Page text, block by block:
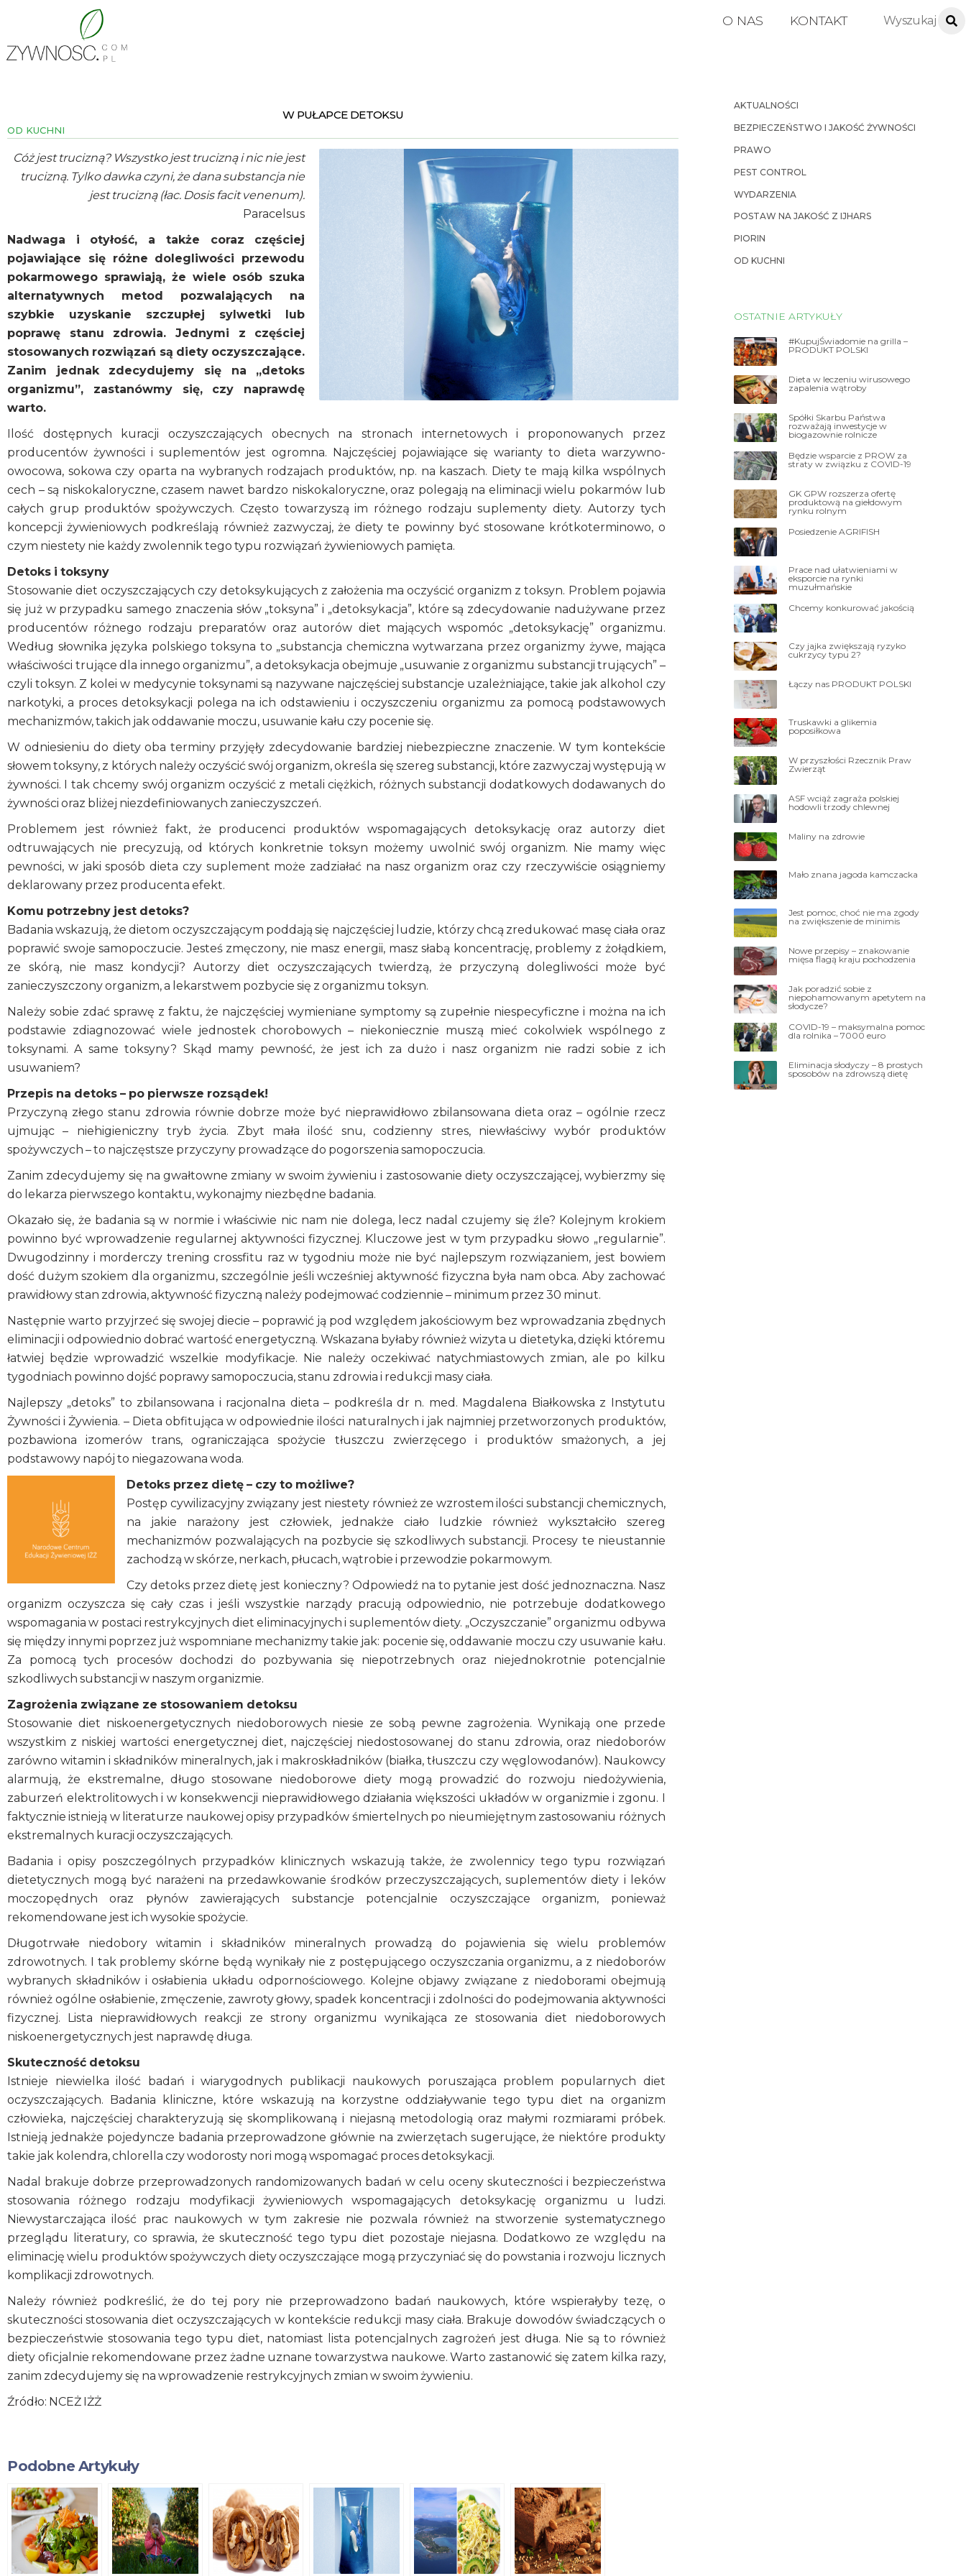
O NAS KONTAKT
W PUŁAPCE DETOKSU
OD KUCHNI
Cóż jest trucizną? Wszystko jest trucizną i nic nie jest
trucizną. Tylko dawka czyni, że dana substancja nie
jest trucizną (łac. Dosis facit venenum).
Paracelsus
Nadwaga i otyłość, a także coraz częściej
pojawiające się różne dolegliwości przewodu
pokarmowego sprawiają, że wiele osób szuka
alternatywnych metod pozwalających na
szybkie uzyskanie szczupłej sylwetki lub
poprawę stanu zdrowia. Jednymi z częściej
stosowanych rozwiązań są diety oczyszczające.
Zanim jednak zdecydujemy się na „detoks
organizmu”, zastanówmy się, czy naprawdę
warto.
Ilość dostępnych kuracji oczyszczających obecnych na stronach internetowych i proponowanych przez
producentów żywności i suplementów jest ogromna. Najczęściej pojawiające się warianty to dieta warzywno-
owocowa, sokowa czy oparta na wybranych rodzajach produktów, np. na kaszach. Diety te mają kilka wspólnych
cech – są niskokaloryczne, czasem nawet bardzo niskokaloryczne, oraz polegają na eliminacji wielu pokarmów lub
całych grup produktów spożywczych. Często towarzyszą im różnego rodzaju suplementy diety. Autorzy tych
koncepcji żywieniowych podkreślają również zazwyczaj, że diety te powinny być stosowane krótkoterminowo, o
czym niestety nie każdy zwolennik tego typu rozwiązań żywieniowych pamięta.
Detoks i toksyny
Stosowanie diet oczyszczających czy detoksykujących z założenia ma oczyścić organizm z toksyn. Problem pojawia
się już w przypadku samego znaczenia słów „toksyna” i „detoksykacja”, które są zdecydowanie nadużywane przez
producentów różnego rodzaju preparatów oraz autorów diet mających wspomóc „detoksykację” organizmu.
Według słownika języka polskiego toksyna to „substancja chemiczna wytwarzana przez organizmy żywe, mająca
właściwości trujące dla innego organizmu”, a detoksykacja obejmuje „usuwanie z organizmu substancji trujących” –
czyli toksyn. Z kolei w medycynie toksynami są nazywane najczęściej substancje uzależniające, takie jak alkohol czy
narkotyki, a proces detoksykacji polega na ich odstawieniu i oczyszczeniu organizmu za pomocą podstawowych
mechanizmów, takich jak oddawanie moczu, usuwanie kału czy pocenie się.
W odniesieniu do diety oba terminy przyjęły zdecydowanie bardziej niebezpieczne znaczenie. W tym kontekście
słowem toksyny, z których należy oczyścić swój organizm, określa się szereg substancji, które zazwyczaj występują w
żywności. I tak chcemy swój organizm oczyścić z metali ciężkich, różnych substancji dodatkowych dodawanych do
żywności oraz bliżej niezdefiniowanych zanieczyszczeń.
Problemem jest również fakt, że producenci produktów wspomagających detoksykację oraz autorzy diet
odtruwających nie precyzują, od których konkretnie toksyn możemy uwolnić swój organizm. Nie mamy więc
pewności, w jaki sposób dieta czy suplement może zadziałać na nasz organizm oraz czy rzeczywiście osiągniemy
deklarowany przez producenta efekt.
Komu potrzebny jest detoks?
Badania wskazują, że dietom oczyszczającym poddają się najczęściej ludzie, którzy chcą zredukować masę ciała oraz
poprawić swoje samopoczucie. Jesteś zmęczony, nie masz energii, masz słabą koncentrację, problemy z żołądkiem,
ze skórą, nie masz kondycji? Autorzy diet oczyszczających twierdzą, że przyczyną dolegliwości może być
zanieczyszczony organizm, a lekarstwem pozbycie się z organizmu toksyn.
Należy sobie zdać sprawę z faktu, że najczęściej wymieniane symptomy są zupełnie niespecyficzne i można na ich
podstawie zdiagnozować wiele jednostek chorobowych – niekoniecznie muszą mieć cokolwiek wspólnego z
toksynami. A same toksyny? Skąd mamy pewność, że jest ich za dużo i nasz organizm nie radzi sobie z ich
usuwaniem?
Przepis na detoks – po pierwsze rozsądek!
Przyczyną złego stanu zdrowia równie dobrze może być nieprawidłowo zbilansowana dieta oraz – ogólnie rzecz
ujmując – niehigieniczny tryb życia. Zbyt mała ilość snu, codzienny stres, niewłaściwy wybór produktów
spożywczych – to najczęstsze przyczyny prowadzące do pogorszenia samopoczucia.
Zanim zdecydujemy się na gwałtowne zmiany w swoim żywieniu i zastosowanie diety oczyszczającej, wybierzmy się
do lekarza pierwszego kontaktu, wykonajmy niezbędne badania.
Okazało się, że badania są w normie i właściwie nic nam nie dolega, lecz nadal czujemy się źle? Kolejnym krokiem
powinno być wprowadzenie regularnej aktywności fizycznej. Kluczowe jest w tym przypadku słowo „regularnie”.
Dwugodzinny i morderczy trening crossfitu raz w tygodniu może nie być najlepszym rozwiązaniem, jest bowiem
dość dużym szokiem dla organizmu, szczególnie jeśli wcześniej aktywność fizyczna była nam obca. Aby zachować
prawidłowy stan zdrowia, aktywność fizyczną należy podejmować codziennie – minimum przez 30 minut.
Następnie warto przyjrzeć się swojej diecie – poprawić ją pod względem jakościowym bez wprowadzania zbędnych
eliminacji i odpowiednio dobrać wartość energetyczną. Wskazana byłaby również wizyta u dietetyka, dzięki któremu
łatwiej będzie wprowadzić wszelkie modyfikacje. Nie należy oczekiwać natychmiastowych zmian, ale po kilku
tygodniach powinno dojść poprawy samopoczucia, stanu zdrowia i redukcji masy ciała.
Najlepszy „detoks” to zbilansowana i racjonalna dieta – podkreśla dr n. med. Magdalena Białkowska z Instytutu
Żywności i Żywienia. – Dieta obfitująca w odpowiednie ilości naturalnych i jak najmniej przetworzonych produktów,
pozbawiona izomerów trans, ograniczająca spożycie tłuszczu zwierzęcego i produktów smażonych, a jej
podstawowy napój to niegazowana woda.
Detoks przez dietę – czy to możliwe?
Postęp cywilizacyjny związany jest niestety również ze wzrostem ilości substancji chemicznych,
na jakie narażony jest człowiek, jednakże ciało ludzkie również wykształciło szereg
mechanizmów pozwalających na pozbycie się szkodliwych substancji. Procesy te nieustannie
zachodzą w skórze, nerkach, płucach, wątrobie i przewodzie pokarmowym.
Czy detoks przez dietę jest konieczny? Odpowiedź na to pytanie jest dość jednoznaczna. Nasz
organizm oczyszcza się cały czas i jeśli wszystkie narządy pracują odpowiednio, nie potrzebuje dodatkowego
wspomagania w postaci restrykcyjnych diet eliminacyjnych i suplementów diety. „Oczyszczanie” organizmu odbywa
się między innymi poprzez już wspomniane mechanizmy takie jak: pocenie się, oddawanie moczu czy usuwanie kału.
Za pomocą tych procesów dochodzi do pozbywania się niepotrzebnych oraz niejednokrotnie potencjalnie
szkodliwych substancji w naszym organizmie.
Zagrożenia związane ze stosowaniem detoksu
Stosowanie diet niskoenergetycznych niedoborowych niesie ze sobą pewne zagrożenia. Wynikają one przede
wszystkim z niskiej wartości energetycznej diet, najczęściej niedostosowanej do stanu zdrowia, oraz niedoborów
zarówno witamin i składników mineralnych, jak i makroskładników (białka, tłuszczu czy węglowodanów). Naukowcy
alarmują, że ekstremalne, długo stosowane niedoborowe diety mogą prowadzić do rozwoju niedożywienia,
zaburzeń elektrolitowych i w konsekwencji nieprawidłowego działania większości układów w organizmie i zgonu. I
faktycznie istnieją w literaturze naukowej opisy przypadków śmiertelnych po nieumiejętnym zastosowaniu różnych
ekstremalnych kuracji oczyszczających.
Badania i opisy poszczególnych przypadków klinicznych wskazują także, że zwolennicy tego typu rozwiązań
dietetycznych mogą być narażeni na przedawkowanie środków przeczyszczających, suplementów diety i leków
moczopędnych oraz płynów zawierających substancje potencjalnie oczyszczające organizm, ponieważ
rekomendowane jest ich wysokie spożycie.
Długotrwałe niedobory witamin i składników mineralnych prowadzą do pojawienia się wielu problemów
zdrowotnych. I tak problemy skórne będą wynikały nie z postępującego oczyszczania organizmu, a z niedoborów
wybranych składników i osłabienia układu odpornościowego. Kolejne objawy związane z niedoborami obejmują
również ogólne osłabienie, zmęczenie, zawroty głowy, spadek koncentracji i zdolności do podejmowania aktywności
fizycznej. Lista nieprawidłowych reakcji ze strony organizmu wynikająca ze stosowania diet niedoborowych
niskoenergetycznych jest naprawdę długa.
Skuteczność detoksu
Istnieje niewielka ilość badań i wiarygodnych publikacji naukowych poruszająca problem popularnych diet
oczyszczających. Badania kliniczne, które wskazują na korzystne oddziaływanie tego typu diet na organizm
człowieka, najczęściej charakteryzują się skomplikowaną i niejasną metodologią oraz małymi rozmiarami próbek.
Istnieją jednakże pojedyncze badania przeprowadzone głównie na zwierzętach sugerujące, że niektóre produkty
takie jak kolendra, chlorella czy wodorosty nori mogą wspomagać proces detoksykacji.
Nadal brakuje dobrze przeprowadzonych randomizowanych badań w celu oceny skuteczności i bezpieczeństwa
stosowania różnego rodzaju modyfikacji żywieniowych wspomagających detoksykację organizmu u ludzi.
Niewystarczająca ilość prac naukowych w tym zakresie nie pozwala również na stworzenie systematycznego
przeglądu literatury, co sprawia, że skuteczność tego typu diet pozostaje niejasna. Dodatkowo ze względu na
eliminację wielu produktów spożywczych diety oczyszczające mogą przyczyniać się do powstania i rozwoju licznych
komplikacji zdrowotnych.
Należy również podkreślić, że do tej pory nie przeprowadzono badań naukowych, które wspierałyby tezę, o
skuteczności stosowania diet oczyszczających w kontekście redukcji masy ciała. Brakuje dowodów świadczących o
bezpieczeństwie stosowania tego typu diet, natomiast lista potencjalnych zagrożeń jest długa. Nie są to również
diety oficjalnie rekomendowane przez żadne uznane towarzystwa naukowe. Warto zastanowić się zatem kilka razy,
zanim zdecydujemy się na wprowadzenie restrykcyjnych zmian w swoim żywieniu.
Źródło: NCEŻ IŻŻ
Podobne Artykuły
AKTUALNOŚCI
BEZPIECZEŃSTWO I JAKOŚĆ ŻYWNOŚCI
PRAWO
PEST CONTROL
WYDARZENIA
POSTAW NA JAKOŚĆ Z IJHARS
PIORIN
OD KUCHNI
OSTATNIE ARTYKUŁY
#KupujŚwiadomie na grilla –
PRODUKT POLSKI
Dieta w leczeniu wirusowego
zapalenia wątroby
Spółki Skarbu Państwa
rozważają inwestycje w
biogazownie rolnicze
Będzie wsparcie z PROW za
straty w związku z COVID-19
GK GPW rozszerza ofertę
produktową na giełdowym
rynku rolnym
Posiedzenie AGRIFISH
Prace nad ułatwieniami w
eksporcie na rynki
muzułmańskie
Chcemy konkurować jakością
Czy jajka zwiększają ryzyko
cukrzycy typu 2?
Łączy nas PRODUKT POLSKI
Truskawki a glikemia
poposiłkowa
W przyszłości Rzecznik Praw
Zwierząt
ASF wciąż zagraża polskiej
hodowli trzody chlewnej
Maliny na zdrowie
Mało znana jagoda kamczacka
Jest pomoc, choć nie ma zgody
na zwiększenie de minimis
Nowe przepisy – znakowanie
mięsa flagą kraju pochodzenia
Jak poradzić sobie z
niepohamowanym apetytem na
słodycze?
COVID-19 – maksymalna pomoc
dla rolnika – 7000 euro
Eliminacja słodyczy – 8 prostych
sposobów na zdrowszą dietę